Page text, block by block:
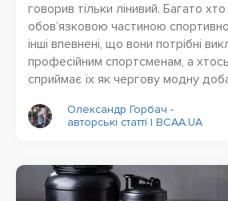
говорив тільки лінивий. Багато
обов’язковою частиною
інші впевнені, що вони потрібні
професійним спортсменам, а хтось
сприймає їх як чергову модну
Олександр Горбач -
авторські статті | BCAA.UA